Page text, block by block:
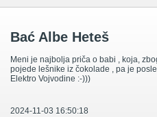
Bać Albe Heteš
Meni je najbolja priča o babi , koja,
pojede lešnike iz čokolade , pa je
Elektro Vojvodine :-)))
2024-11-03 16:50:18